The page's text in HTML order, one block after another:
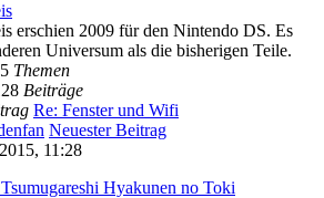
erschien 2009 für den Nintendo DS. Es
Universum als die bisherigen Teile.
Themen
Beiträge
Re: Fenster und Wifi
Neuester Beitrag
11:28
Hyakunen no Toki